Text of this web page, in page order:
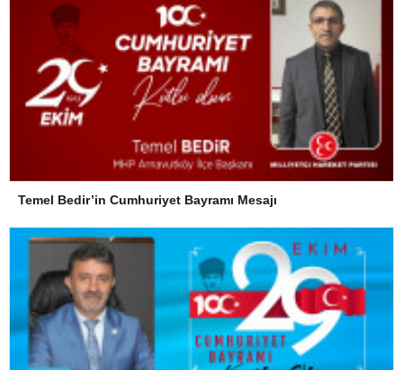
Temel Bedir’in Cumhuriyet Bayramı Mesajı